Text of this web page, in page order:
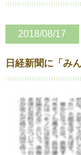
2018/08/17
日経新聞に「み